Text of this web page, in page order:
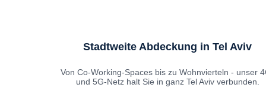
Stadtweite Abdeckung in Tel Aviv
Von Co-Working-Spaces bis zu Wohnvierteln - unser
und 5G-Netz halt Sie in ganz Tel Aviv verbunden.